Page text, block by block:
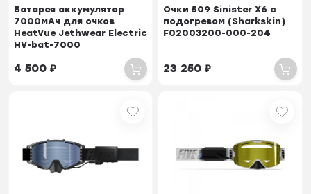
Батарея аккумулятор
7000мАч для очков
HeatVue Jethwear Electric
HV-bat-7000
4 500₽
Очки 509 Sinister X6 с
подогревом (Sharkskin)
F02003200-000-204
23 250₽